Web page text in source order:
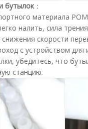
бутылок：
материала
налить, сила
скорости
с устройством для
убедитесь, что
станцию.